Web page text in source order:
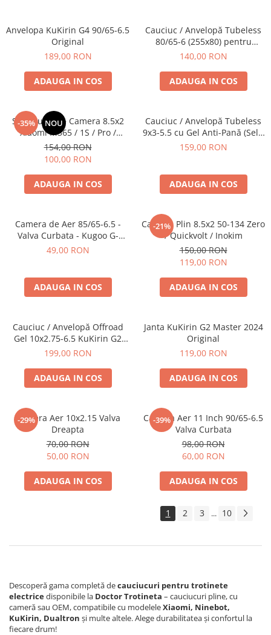
Anvelopa KuKirin G4 90/65-6.5
Original
189,00 RON
ADAUGA IN COS
Cauciuc / Anvelopă Tubeless
80/65-6 (255x80) pentru
KuKirin G2 Master (2024) – All-
140,00 RON
ADAUGA IN COS
-35% NOU
Set Cauciuc + Camera 8.5x2
Xiaomi M365 / 1S / Pro /
Essential / Mi 3
154,00 RON
100,00 RON
ADAUGA IN COS
Cauciuc / Anvelopă Tubeless
9x3-5.5 cu Gel Anti-Pană (Self-
Sealing) pentru KuKirin G2
159,00 RON
ADAUGA IN COS
Camera de Aer 85/65-6.5 -
Valva Curbata - Kugoo G-
Booster / G2 Pro
49,00 RON
ADAUGA IN COS
-21%
Cauciuc Plin 8.5x2 50-134 Zero
/ Quickvolt / Inokim
150,00 RON
119,00 RON
ADAUGA IN COS
Cauciuc / Anvelopă Offroad
Gel 10x2.75-6.5 KuKirin G2
2025
199,00 RON
ADAUGA IN COS
Janta KuKirin G2 Master 2024
Original
119,00 RON
ADAUGA IN COS
-29%
Camera Aer 10x2.15 Valva
Dreapta
70,00 RON
50,00 RON
ADAUGA IN COS
-39%
Camera Aer 11 Inch 90/65-6.5
Valva Curbata
98,00 RON
60,00 RON
ADAUGA IN COS
1 2 3 ... 10
Descoperă gama completă decauciucuri pentru trotinete
electricedisponibile la Doctor Trotineta – cauciucuri pline, cu
cameră sau OEM, compatibile cu modeleleXiaomi, Ninebot,
KuKirin, Dualtron și multe altele. Alege durabilitatea și confortul la
fiecare drum!